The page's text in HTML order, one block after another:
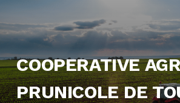
COOPERATIVE
PRUNICOLE DE